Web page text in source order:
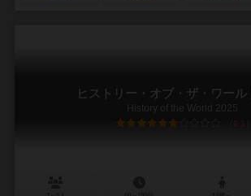
ヒストリー・オブ・ザ・ワール
History of the World 2025
6.1